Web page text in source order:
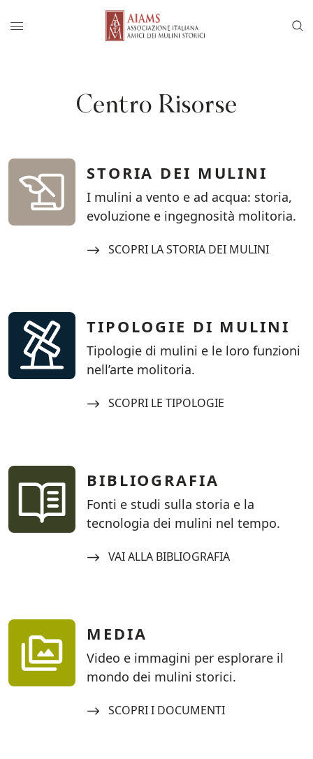
di accesso rapido ai contenuti
al menu di navigazione principale
al contenuto
Menu principale
Centro Risorse
STORIA DEI MULINI
I mulini a vento e ad acqua: storia,
evoluzione e ingegnosità molitoria.
Navigate to:
SCOPRI LA STORIA DEI MULINI
TIPOLOGIE DI MULINI
Tipologie di mulini e le loro funzioni
nell’arte molitoria.
Navigate to:
SCOPRI LE TIPOLOGIE
BIBLIOGRAFIA
Fonti e studi sulla storia e la
tecnologia dei mulini nel tempo.
Navigate to:
VAI ALLA BIBLIOGRAFIA
MEDIA
Video e immagini per esplorare il
mondo dei mulini storici.
Navigate to:
SCOPRI I DOCUMENTI